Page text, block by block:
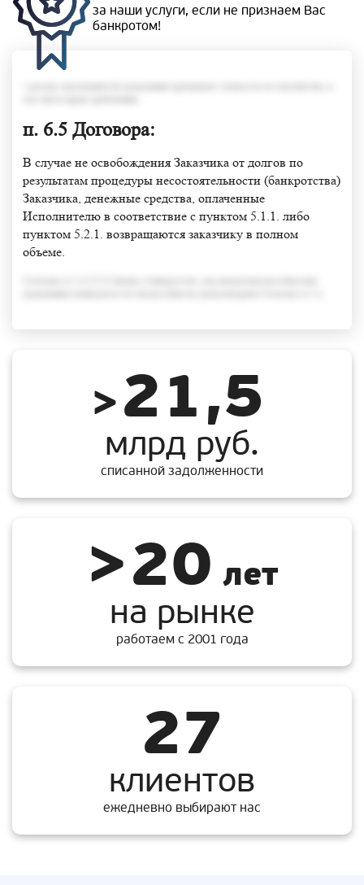
за наши услуги, если не признаем Вас
банкротом!
п. 6.5 Договора:
В случае не освобождения Заказчика от долгов по
результатам процедуры несостоятельности (банкротства)
Заказчика, денежные средства, оплаченные
Исполнителю в соответствие с пунктом 5.1.1. либо
пунктом 5.2.1. возвращаются заказчику в полном
объеме.
>21,5
млрд руб.
списанной задолженности
>20лет
на рынке
работаем с 2001 года
27
клиентов
ежедневно выбирают нас